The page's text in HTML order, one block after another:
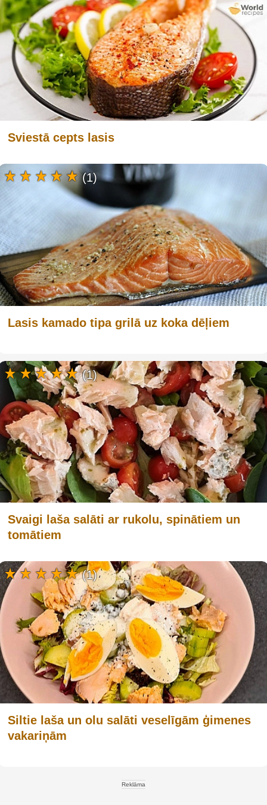
Sviestā cepts lasis
Lasis kamado tipa grilā uz koka dēļiem
(1)
Svaigi laša salāti ar rukolu, spinātiem un
tomātiem
(1)
Siltie laša un olu salāti veselīgām ģimenes
vakariņām
(1)
Reklāma